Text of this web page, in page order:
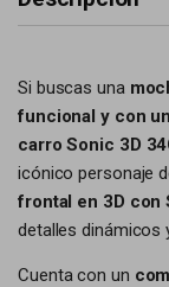
Si buscas una
funcional y con
carro Sonic 3D
icónico personaje
frontal en 3D con
detalles dinámicos
Cuenta con un